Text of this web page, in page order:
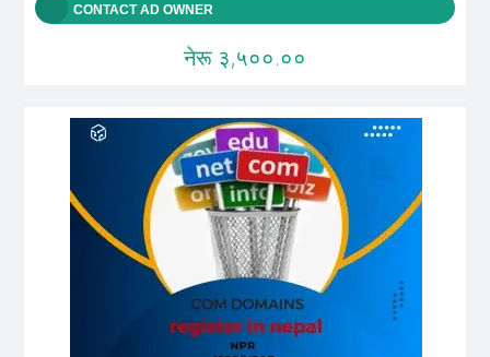
CONTACT AD OWNER
नेरू ३,५००.००